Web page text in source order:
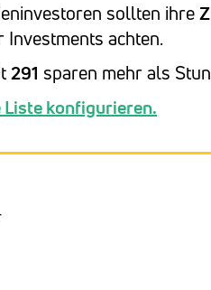
sollten ihre
achten.
291 sparen mehr als
Liste konfigurieren.